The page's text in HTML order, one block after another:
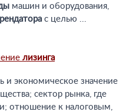
машин и оборудования,
с целью ...
лизинга
и экономическое значение
сектор рынка, где
отношение к налоговым,